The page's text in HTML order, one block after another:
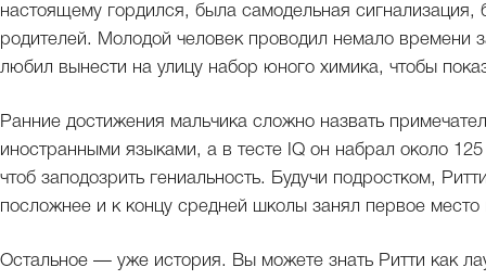
настоящему гордился, была самодельная
родителей. Молодой человек проводил немало времени
любил вынести на улицу набор юного химика, чтобы
Ранние достижения мальчика сложно назвать
иностранными языками, а в тесте IQ он набрал около
чтоб заподозрить гениальность. Будучи подростком,
посложнее и к концу средней школы занял первое
Остальное — уже история. Вы можете знать Ритти как